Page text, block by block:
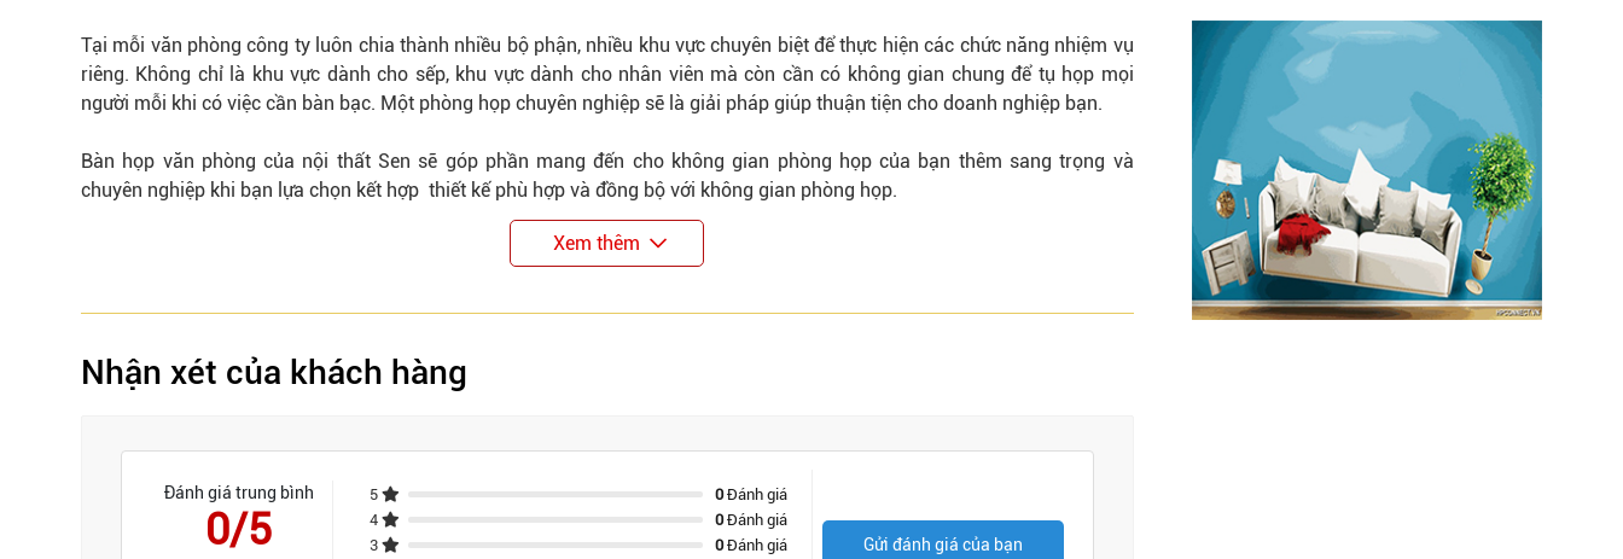
Tại mỗi văn phòng công ty luôn chia thành nhiều bộ phận, nhiều khu vực chuyên biệt để thực hiện các chức năng nhiệm vụ
riêng. Không chỉ là khu vực dành cho sếp, khu vực dành cho nhân viên mà còn cần có không gian chung để tụ họp mọi
người mỗi khi có việc cần bàn bạc. Một phòng họp chuyên nghiệp sẽ là giải pháp giúp thuận tiện cho doanh nghiệp bạn.
Bàn họp văn phòng của nội thất Sen sẽ góp phần mang đến cho không gian phòng họp của bạn thêm sang trọng và
chuyên nghiệp khi bạn lựa chọn kết hợp thiết kế phù hợp và đồng bộ với không gian phòng họp.
Xem thêm
Nhận xét của khách hàng
Đánh giá trung bình
0/5
5 0Đánh giá
4
0Đánh giá
3
0Đánh giá
Gửi đánh giá của bạn